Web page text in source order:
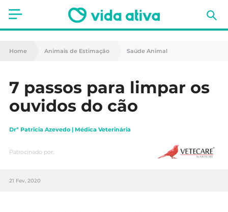
Saúde
Nutrição
Fitness
Home Animais de Estimação Saúde Animal
7 passos para limpar os
ouvidos do cão
Drª Patricia Azevedo | Médica Veterinária
Patrocinado por:
21 Fev, 2020